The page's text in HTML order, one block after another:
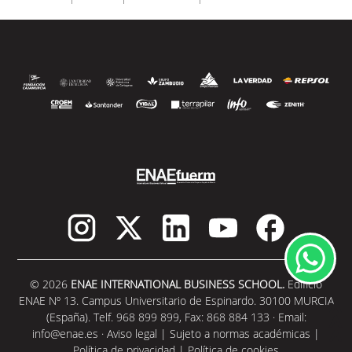
© 2026 ENAE INTERNATIONAL BUSINESS SCHOOL. Edificio
ENAE Nº 13. Campus Universitario de Espinardo. 30100 MURCIA
(España). Telf. 968 899 899, Fax: 868 884 133 · Email:
info@enae.es · Aviso legal | Sujeto a normas académicas |